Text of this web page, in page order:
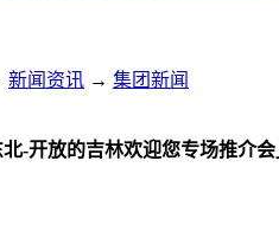
新闻资讯 → 集团新闻
-开放的吉林欢迎您专场推介会